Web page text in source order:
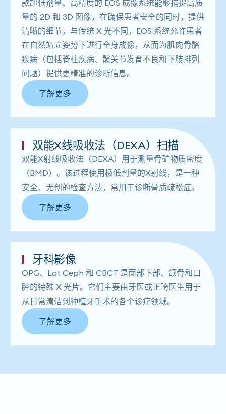
款超低剂量、高精度的 EOS 成像系统能够捕捉高质
量的 2D 和 3D 图像，在确保患者安全的同时，提供
清晰的细节。与传统 X 光不同，EOS 系统允许患者
在自然站立姿势下进行全身成像，从而为肌肉骨骼
疾病（包括脊柱疾病、髋关节发育不良和下肢排列
问题）提供更精准的诊断信息。
了解更多
双能X线吸收法（DEXA）扫描
双能X射线吸收法（DEXA）用于测量骨矿物质密度
（BMD）。该过程使用极低剂量的X射线，是一种
安全、无创的检查方法，常用于诊断骨质疏松症。
了解更多
牙科影像
OPG、Lat Ceph 和 CBCT 是面部下部、颌骨和口
腔的特殊 X 光片。它们主要由牙医或正畸医生用于
从日常清洁到种植牙手术的各个诊疗领域。
了解更多